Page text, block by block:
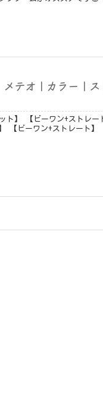
メテオ｜カラー｜
カラーカッ